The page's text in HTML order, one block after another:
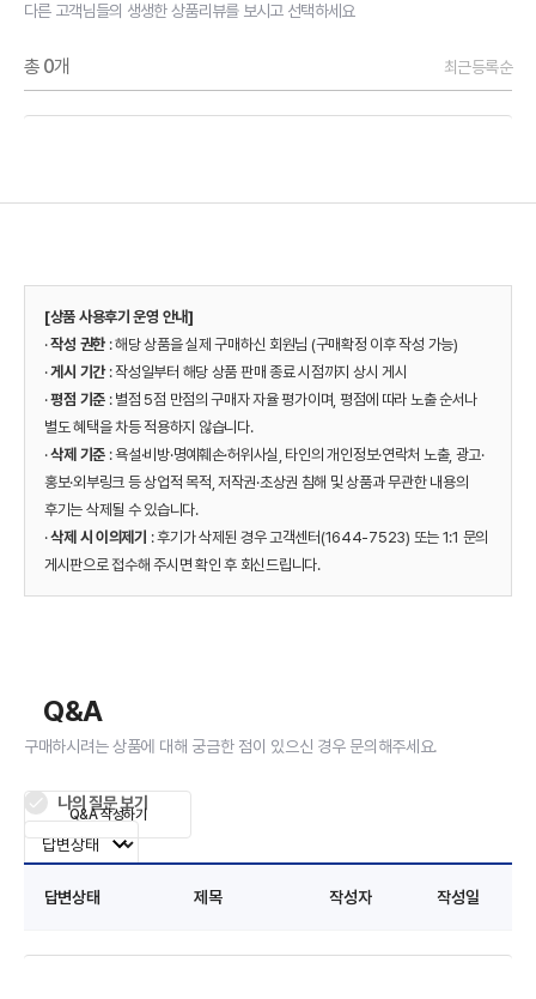
다른 고객님들의 생생한 상품리뷰를 보시고 선택하세요
총 0개 최근등록순
[상품 사용후기 운영 안내]
·작성 권한 : 해당 상품을 실제 구매하신 회원님 (구매확정 이후 작성 가능)
·게시 기간: 작성일부터 해당 상품 판매 종료 시점까지 상시 게시
·평점 기준 : 별점 5점 만점의 구매자 자율 평가이며, 평점에 따라 노출 순서나
별도 혜택을 차등 적용하지 않습니다.
·삭제 기준 : 욕설·비방·명예훼손·허위사실, 타인의 개인정보·연락처 노출, 광고·
홍보·외부링크 등 상업적 목적, 저작권·초상권 침해 및 상품과 무관한 내용의
후기는 삭제될 수 있습니다.
·삭제 시 이의제기 : 후기가 삭제된 경우 고객센터(1644-7523) 또는 1:1 문의
게시판으로 접수해 주시면 확인 후 회신드립니다.
Q&A
구매하시려는 상품에 대해 궁금한 점이 있으신 경우 문의해주세요.
나의 질문 보기
답변상태 제목 작성자 작성일
Q&A 작성하기